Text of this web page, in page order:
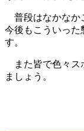
普段はなかなか
今後もこういった
す。
また皆で色々ス
ましょう。